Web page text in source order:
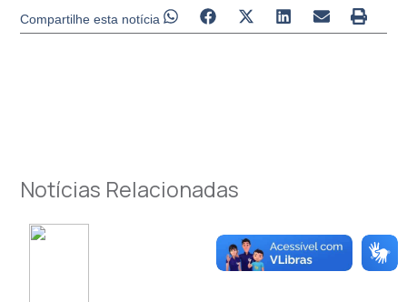
Compartilhe esta notícia
Notícias Relacionadas